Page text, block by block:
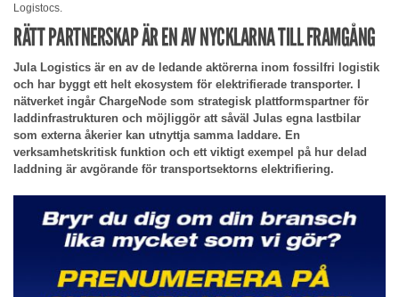
Logistocs.
RÄTT PARTNERSKAP ÄR EN AV NYCKLARNA TILL FRAMGÅNG
Jula Logistics är en av de ledande aktörerna inom fossilfri logistik
och har byggt ett helt ekosystem för elektrifierade transporter. I
nätverket ingår ChargeNode som strategisk plattformspartner för
laddinfrastrukturen och möjliggör att såväl Julas egna lastbilar
som externa åkerier kan utnyttja samma laddare. En
verksamhetskritisk funktion och ett viktigt exempel på hur delad
laddning är avgörande för transportsektorns elektrifiering.